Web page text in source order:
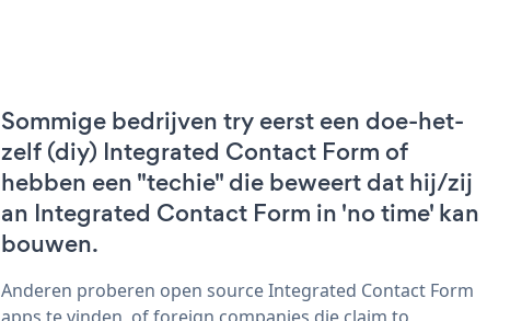
Sommige bedrijven try eerst een doe-het-
zelf (diy) Integrated Contact Form of
hebben een "techie" die beweert dat hij/zij
an Integrated Contact Form in 'no time' kan
bouwen.
Anderen proberen open source Integrated Contact Form